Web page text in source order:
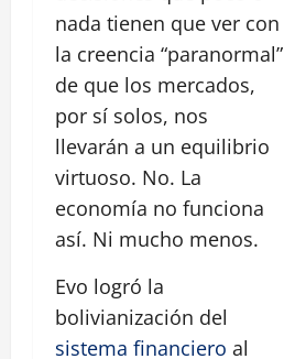
nada tienen que ver con
la creencia “paranormal”
de que los mercados,
por sí solos, nos
llevarán a un equilibrio
virtuoso. No. La
economía no funciona
así. Ni mucho menos.
Evo logró la
bolivianización del
sistema financiero al